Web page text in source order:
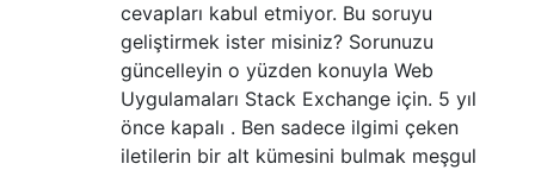
cevapları kabul etmiyor. Bu soruyu
geliştirmek ister misiniz? Sorunuzu
güncelleyin o yüzden konuyla Web
Uygulamaları Stack Exchange için. 5 yıl
önce kapalı . Ben sadece ilgimi çeken
iletilerin bir alt kümesini bulmak meşgul